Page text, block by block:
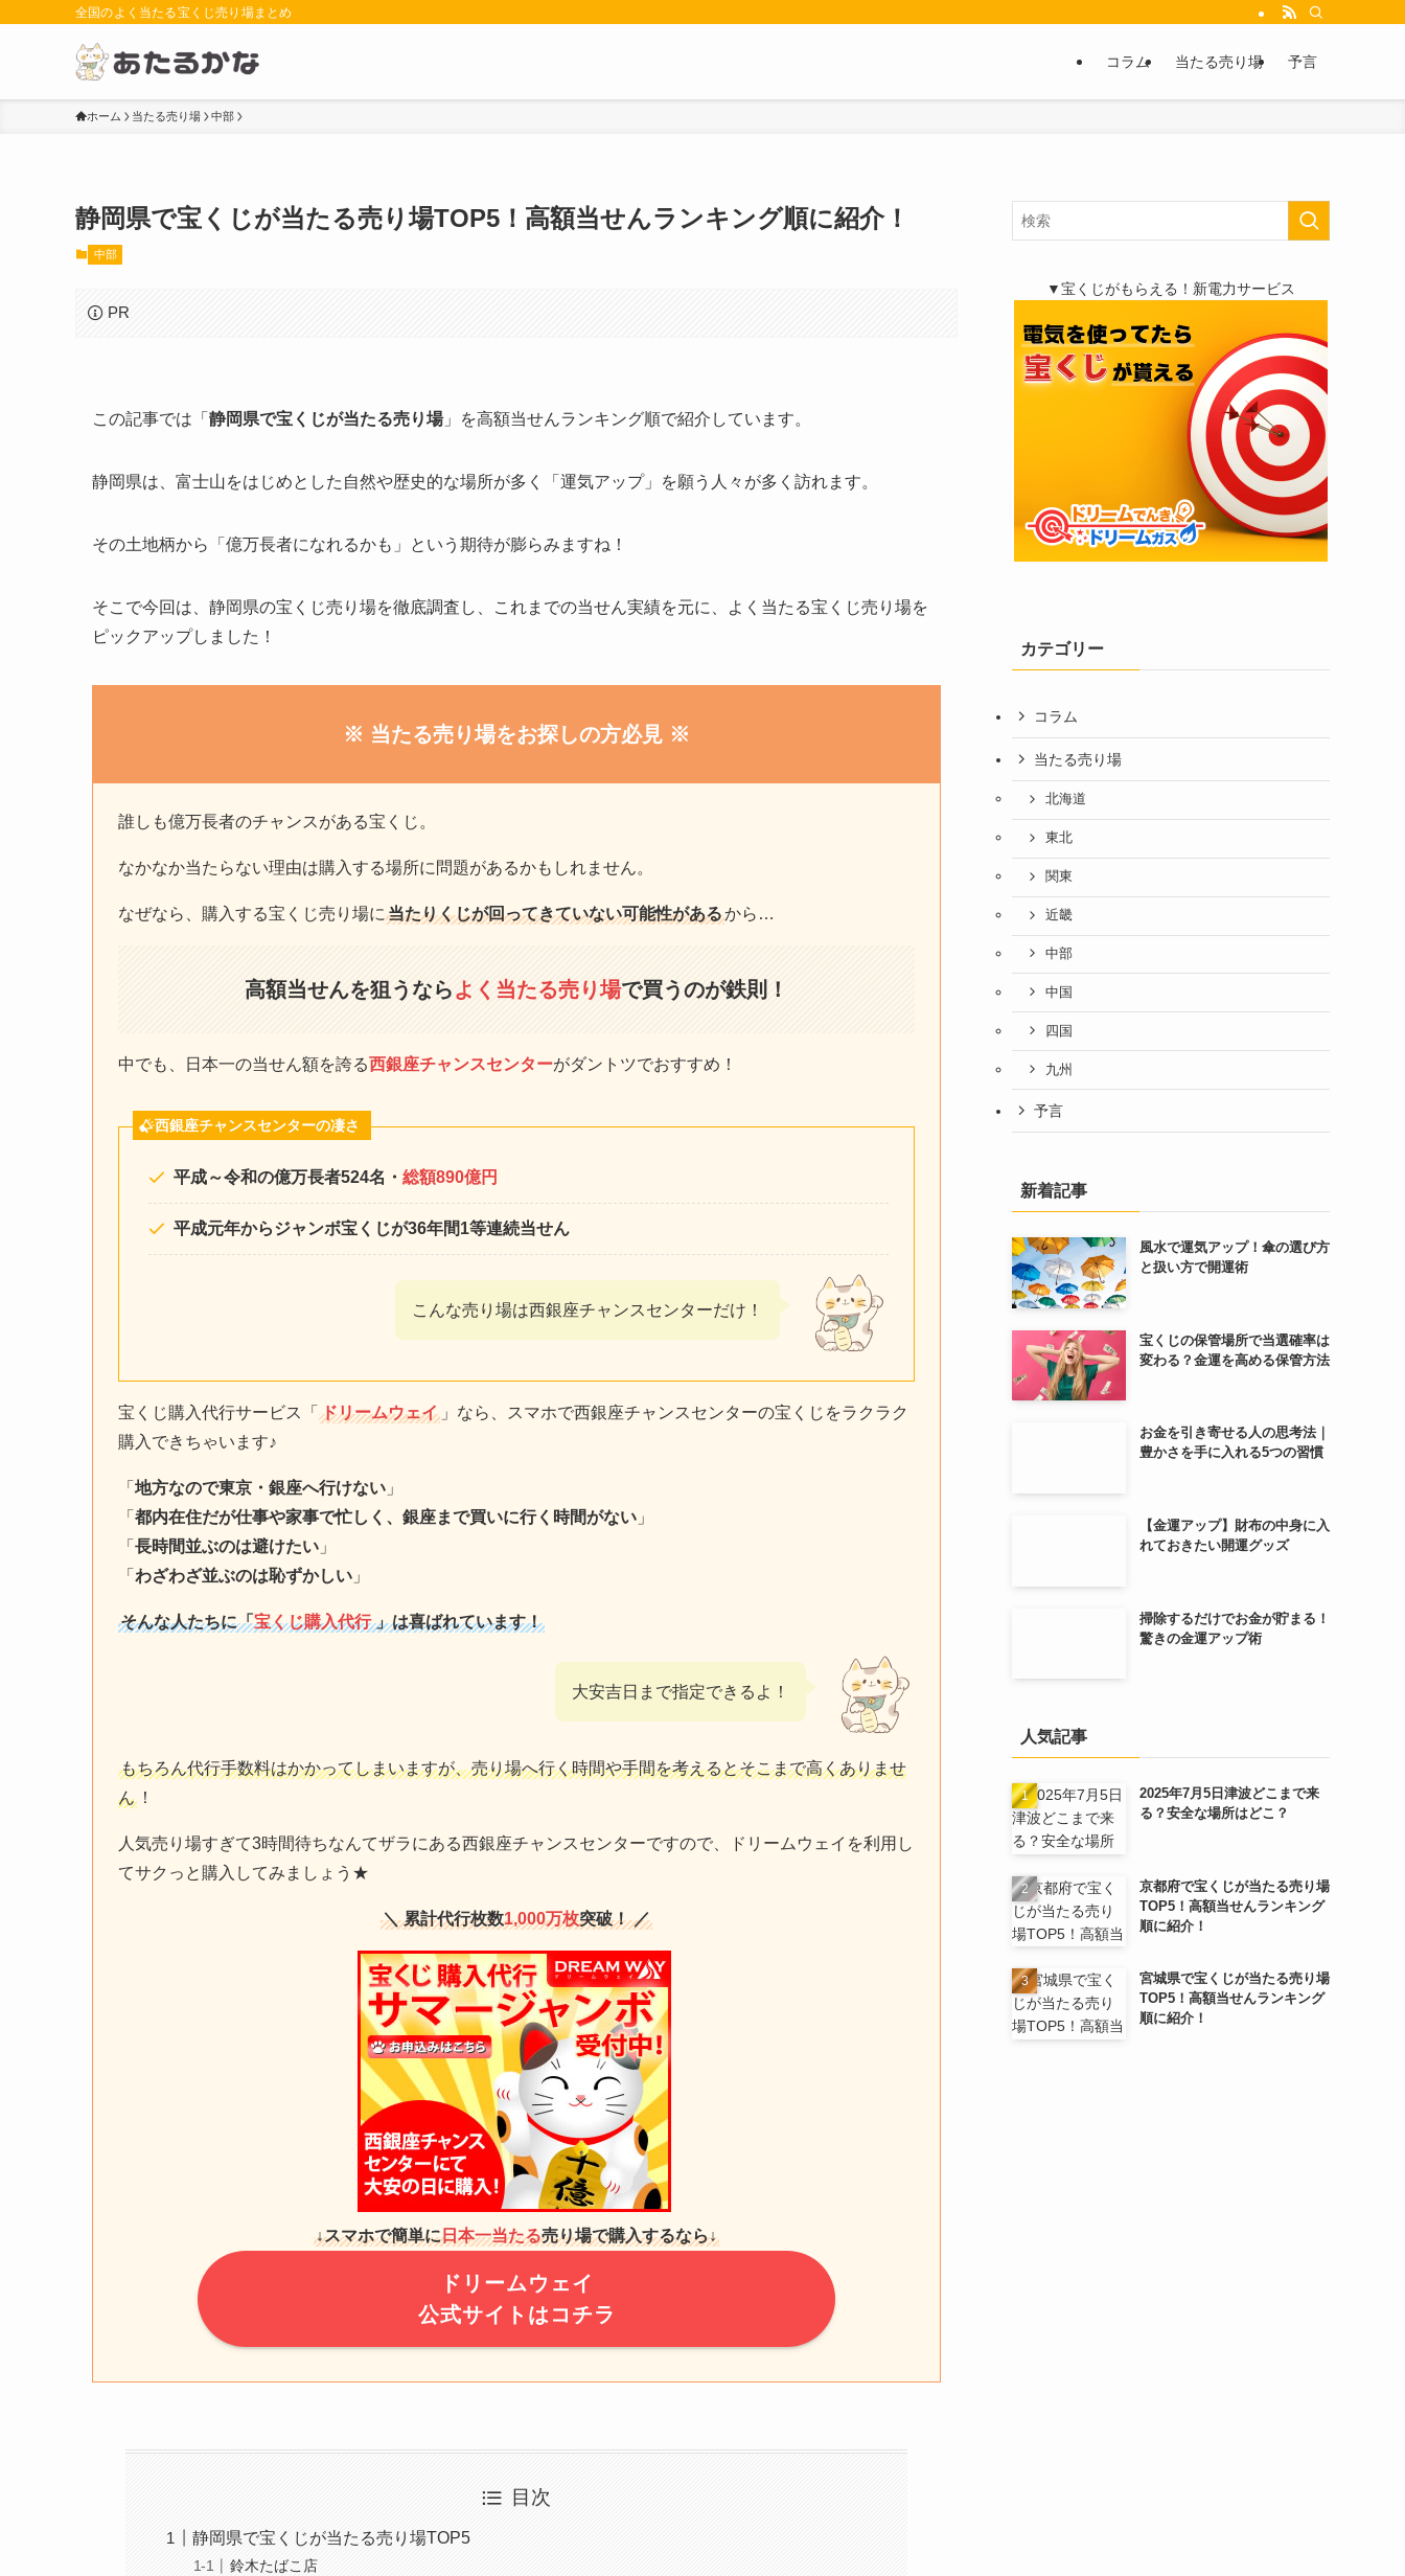
全国のよく当たる宝くじ売り場まとめ
コラム 当たる売り場 予言
ホーム 当たる売り場 中部
静岡県で宝くじが当たる売り場TOP5！高額当せんランキング順に紹介！
中部
PR
この記事では「 静岡県で宝くじが当たる売り場」を高額当せんランキング順で紹介しています。
静岡県は、富士山をはじめとした自然や歴史的な場所が多く「運気アップ」を願う人々が多く訪れます。
その土地柄から「億万長者になれるかも」という期待が膨らみますね！
そこで今回は、静岡県の宝くじ売り場を徹底調査し、これまでの当せん実績を元に、よく当たる宝くじ売り場を
ピックアップしました！
※ 当たる売り場をお探しの方必見 ※
誰しも億万長者のチャンスがある宝くじ。
なかなか当たらない理由は購入する場所に問題があるかもしれません。
なぜなら、購入する宝くじ売り場に 当たりくじが回ってきていない可能性があるから…
高額当せんを狙うならよく当たる売り場で買うのが鉄則！
中でも、日本一の当せん額を誇る西銀座チャンスセンターがダントツでおすすめ！
西銀座チャンスセンターの凄さ
平成～令和の億万長者524名・ 総額890億円
平成元年からジャンボ宝くじが36年間1等連続当せん
こんな売り場は西銀座チャンスセンターだけ！
宝くじ購入代行サービス「 ドリームウェイ 」なら、スマホで西銀座チャンスセンターの宝くじをラクラク
購入できちゃいます♪
「 地方なので東京・銀座へ行けない 」
「 都内在住だが仕事や家事で忙しく、銀座まで買いに行く時間がない 」
「 長時間並ぶのは避けたい 」
「 わざわざ並ぶのは恥ずかしい 」
そんな人たちに「宝くじ購入代行 」は喜ばれています！
大安吉日まで指定できるよ！
もちろん代行手数料はかかってしまいますが、売り場へ行く時間や手間を考えるとそこまで高くありませ
ん ！
人気売り場すぎて3時間待ちなんてザラにある西銀座チャンスセンターですので、ドリームウェイを利用し
てサクっと購入してみましょう★
＼ 累計代行枚数1,000万枚突破！ ／
↓スマホで簡単に日本一当たる売り場で購入するなら↓
ドリームウェイ
公式サイトはコチラ
目次
静岡県で宝くじが当たる売り場TOP5
鈴木たばこ店
▼宝くじがもらえる！新電力サービス
カテゴリー
コラム
当たる売り場
北海道
東北
関東
近畿
中部
中国
四国
九州
予言
新着記事
風水で運気アップ！傘の選び方
と扱い方で開運術
宝くじの保管場所で当選確率は
変わる？金運を高める保管方法
お金を引き寄せる人の思考法｜
豊かさを手に入れる5つの習慣
【金運アップ】財布の中身に入
れておきたい開運グッズ
掃除するだけでお金が貯まる！
驚きの金運アップ術
人気記事
2025年7月5日津波どこまで来
る？安全な場所はどこ？
京都府で宝くじが当たる売り場
TOP5！高額当せんランキング
順に紹介！
宮城県で宝くじが当たる売り場
TOP5！高額当せんランキング
順に紹介！